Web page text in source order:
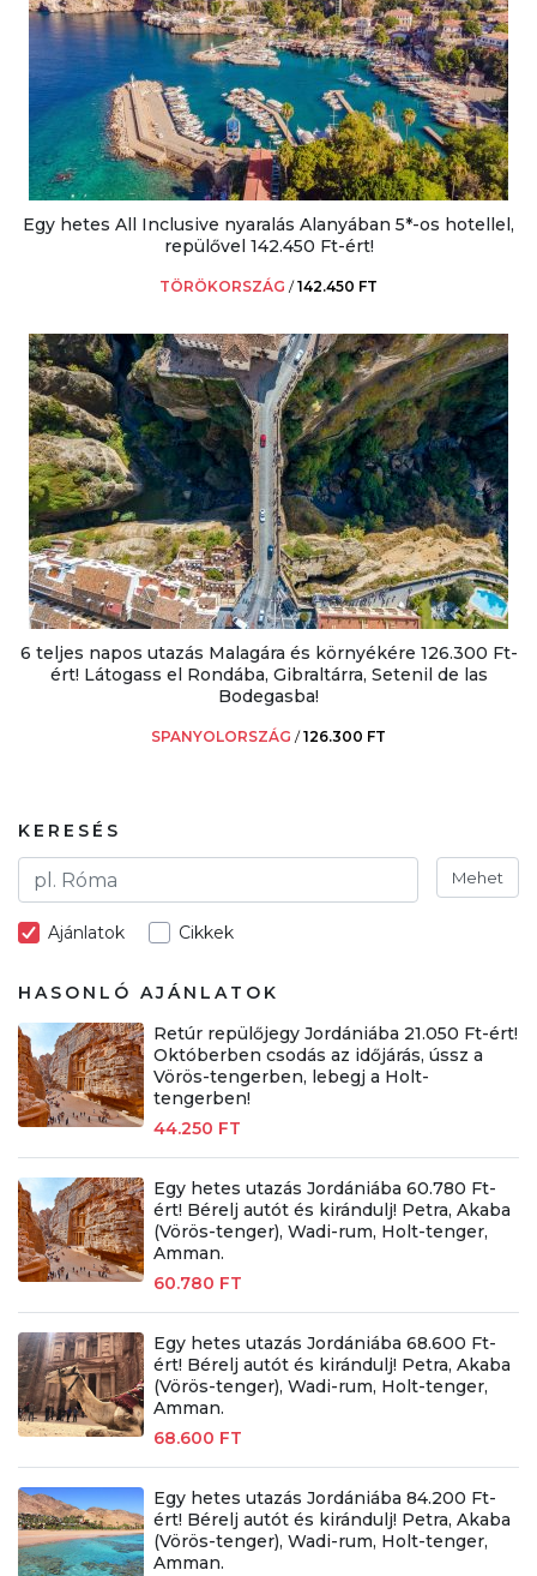
Egy hetes All Inclusive nyaralás Alanyában 5*-os hotellel,
repülővel 142.450 Ft-ért!
TÖRÖKORSZÁG /142.450 FT
6 teljes napos utazás Malagára és környékére 126.300 Ft-
ért! Látogass el Rondába, Gibraltárra, Setenil de las
Bodegasba!
SPANYOLORSZÁG /126.300 FT
KERESÉS
Mehet
Ajánlatok Cikkek
HASONLÓ AJÁNLATOK
Retúr repülőjegy Jordániába 21.050 Ft-ért!
Októberben csodás az időjárás, ússz a
Vörös-tengerben, lebegj a Holt-
tengerben!
44.250 FT
Egy hetes utazás Jordániába 60.780 Ft-
ért! Bérelj autót és kirándulj! Petra, Akaba
(Vörös-tenger), Wadi-rum, Holt-tenger,
Amman.
60.780 FT
Egy hetes utazás Jordániába 68.600 Ft-
ért! Bérelj autót és kirándulj! Petra, Akaba
(Vörös-tenger), Wadi-rum, Holt-tenger,
Amman.
68.600 FT
Egy hetes utazás Jordániába 84.200 Ft-
ért! Bérelj autót és kirándulj! Petra, Akaba
(Vörös-tenger), Wadi-rum, Holt-tenger,
Amman.